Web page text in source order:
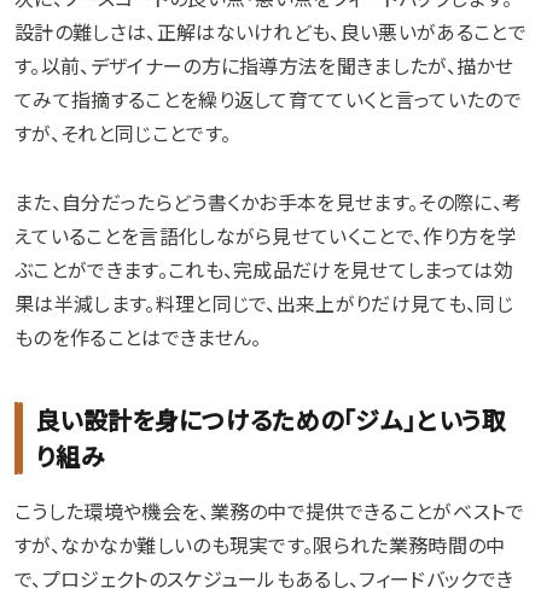
設計の難しさは、正解はないけれども、良い悪いがあることで
す。以前、デザイナーの方に指導方法を聞きましたが、描かせ
てみて指摘することを繰り返して育てていくと言っていたので
すが、それと同じことです。
また、自分だったらどう書くかお手本を見せます。その際に、考
えていることを言語化しながら見せていくことで、作り方を学
ぶことができます。これも、完成品だけを見せてしまっては効
果は半減します。料理と同じで、出来上がりだけ見ても、同じ
ものを作ることはできません。
良い設計を身につけるための「ジム」という取
り組み
こうした環境や機会を、業務の中で提供できることがベストで
すが、なかなか難しいのも現実です。限られた業務時間の中
で、プロジェクトのスケジュールもあるし、フィードバックでき